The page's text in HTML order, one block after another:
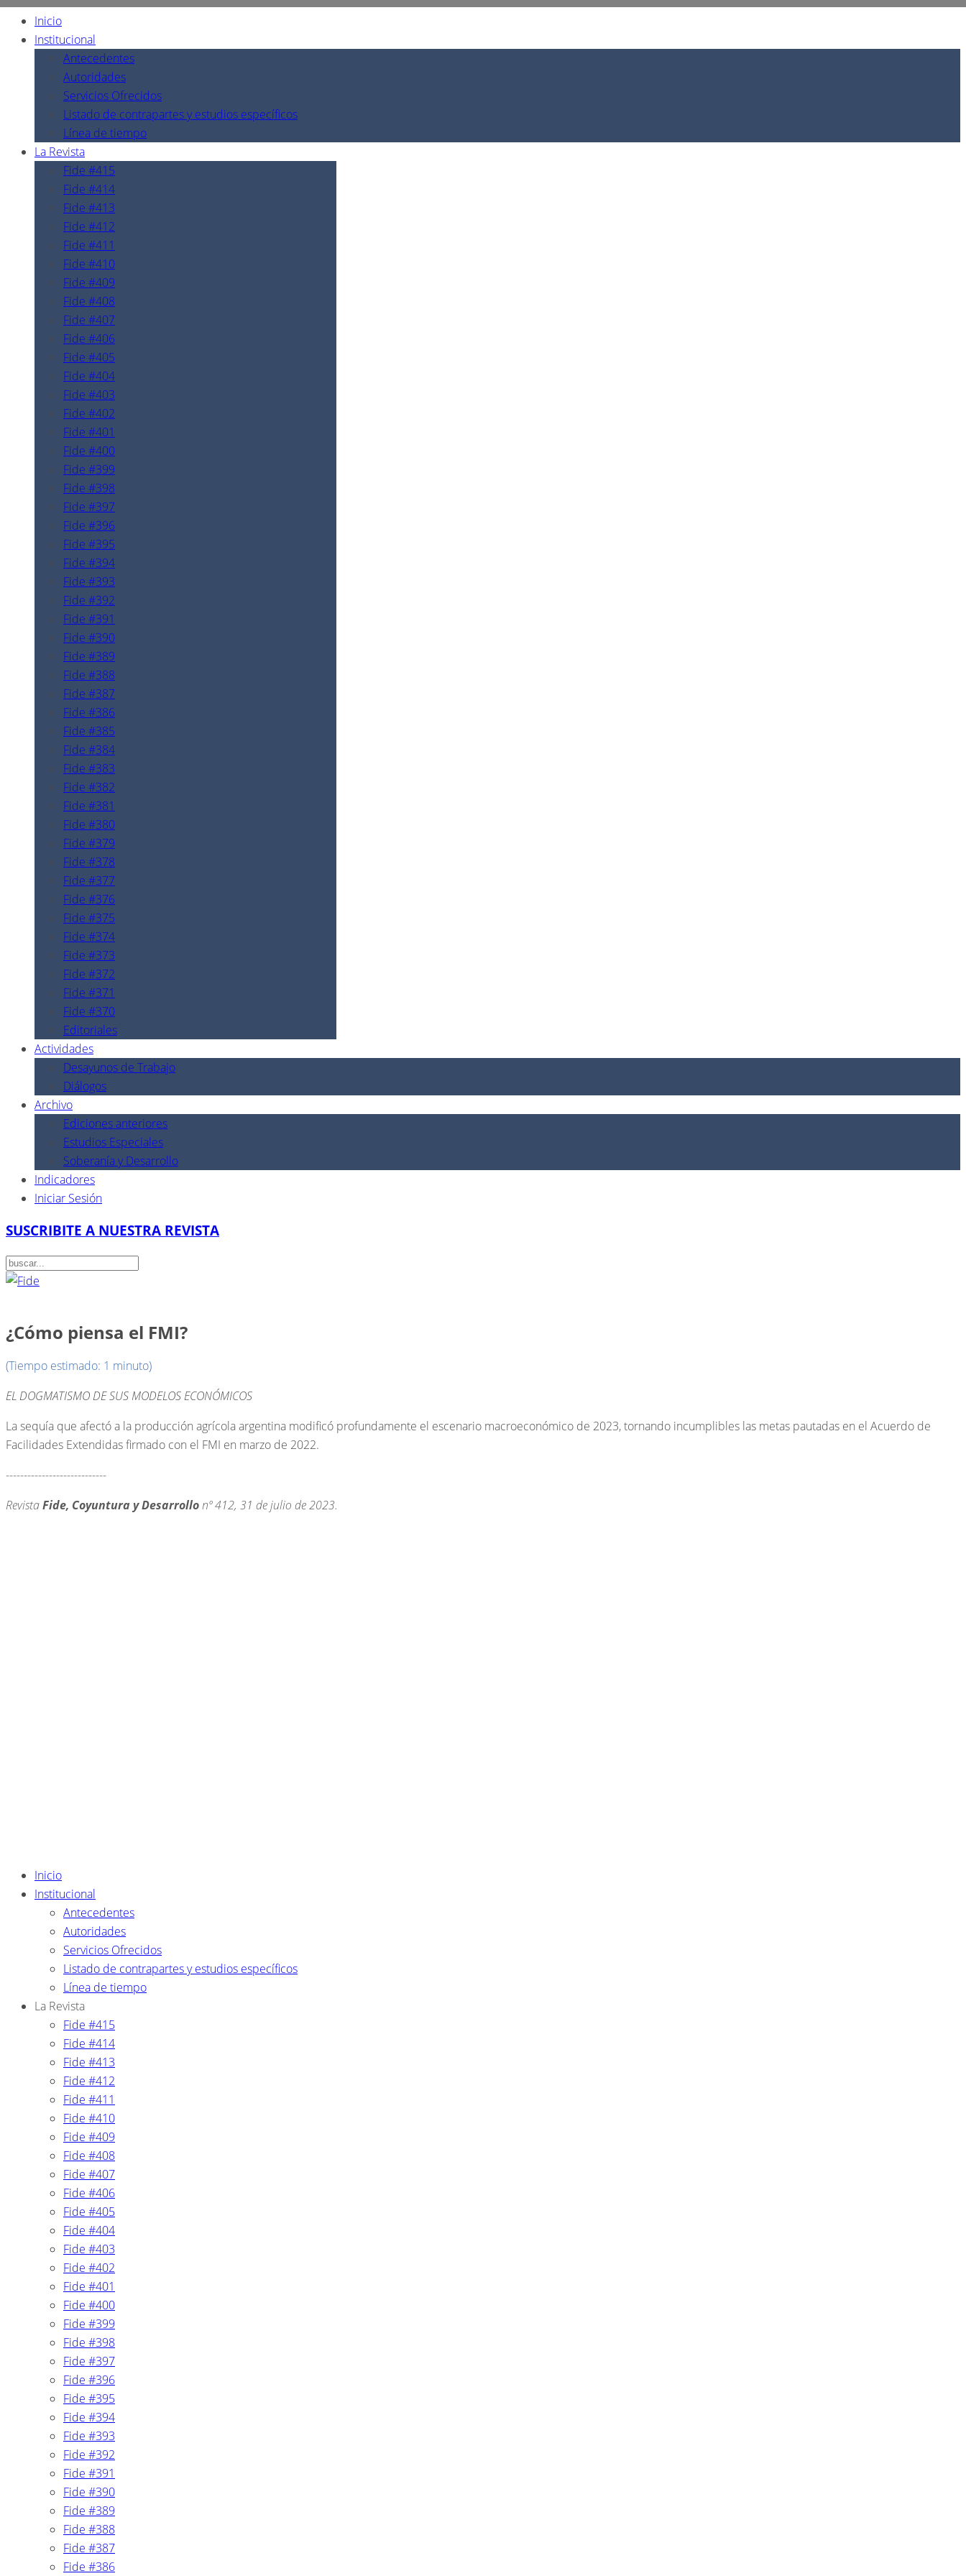
Inicio
Institucional
Antecedentes
Autoridades
Servicios Ofrecidos
Listado de contrapartes y estudios específicos
Línea de tiempo
La Revista
Fide #415
Fide #414
Fide #413
Fide #412
Fide #411
Fide #410
Fide #409
Fide #408
Fide #407
Fide #406
Fide #405
Fide #404
Fide #403
Fide #402
Fide #401
Fide #400
Fide #399
Fide #398
Fide #397
Fide #396
Fide #395
Fide #394
Fide #393
Fide #392
Fide #391
Fide #390
Fide #389
Fide #388
Fide #387
Fide #386
Fide #385
Fide #384
Fide #383
Fide #382
Fide #381
Fide #380
Fide #379
Fide #378
Fide #377
Fide #376
Fide #375
Fide #374
Fide #373
Fide #372
Fide #371
Fide #370
Editoriales
Actividades
Desayunos de Trabajo
Diálogos
Archivo
Ediciones anteriores
Estudios Especiales
Soberanía y Desarrollo
Indicadores
Iniciar Sesión
SUSCRIBITE A NUESTRA REVISTA
¿Cómo piensa el FMI?
(Tiempo estimado: 1 minuto)
EL DOGMATISMO DE SUS MODELOS ECONÓMICOS
La sequía que afectó a la producción agrícola argentina modificó profundamente el escenario macroeconómico de 2023, tornando incumplibles las metas pautadas en el Acuerdo de
Facilidades Extendidas firmado con el FMI en marzo de 2022.
----------------------------
RevistaFide, Coyuntura y Desarrollonº 412, 31 de julio de 2023.
Inicio
Institucional
Antecedentes
Autoridades
Servicios Ofrecidos
Listado de contrapartes y estudios específicos
Línea de tiempo
La Revista
Fide #415
Fide #414
Fide #413
Fide #412
Fide #411
Fide #410
Fide #409
Fide #408
Fide #407
Fide #406
Fide #405
Fide #404
Fide #403
Fide #402
Fide #401
Fide #400
Fide #399
Fide #398
Fide #397
Fide #396
Fide #395
Fide #394
Fide #393
Fide #392
Fide #391
Fide #390
Fide #389
Fide #388
Fide #387
Fide #386